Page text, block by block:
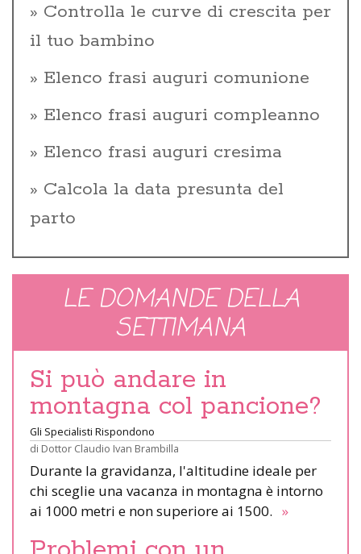
Controlla le curve di crescita per
il tuo bambino
Elenco frasi auguri comunione
Elenco frasi auguri compleanno
Elenco frasi auguri cresima
Calcola la data presunta del
parto
LE DOMANDE DELLA
SETTIMANA
Si può andare in
montagna col pancione?
Gli Specialisti Rispondono
di Dottor Claudio Ivan Brambilla
Durante la gravidanza, l'altitudine ideale per
chi sceglie una vacanza in montagna è intorno
ai 1000 metri e non superiore ai 1500. »